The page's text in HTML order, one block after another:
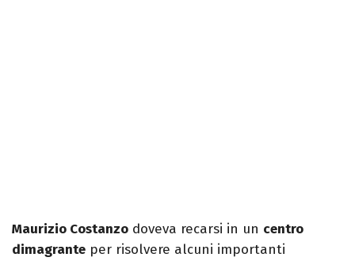
Maurizio Costanzo doveva recarsi in un centro
dimagrante per risolvere alcuni importanti